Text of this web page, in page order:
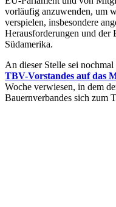
vorläufig anzuwenden, um
verspielen, insbesondere
Herausforderungen und der
Südamerika.
An dieser Stelle sei nochmal
TBV-Vorstandes auf das
Woche verwiesen, in dem
Bauernverbandes sich zum